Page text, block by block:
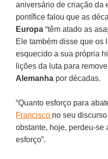
aniversário de criação da
pontífice falou que as
Europa “têm atado as
Ele também disse que os
esquecido a sua própria
lições da luta para
Alemanha por décadas.
“Quanto esforço para
Francisco no seu
obstante, hoje, perdeu-se
esforço”.